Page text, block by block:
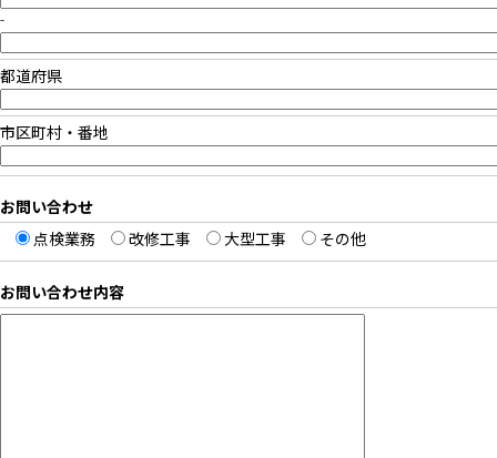
-
都道府県
市区町村・番地
お問い合わせ
点検業務
改修工事 大型工事 その他
お問い合わせ内容